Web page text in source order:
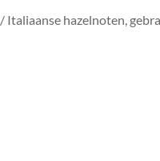
/ Italiaanse hazelnoten,